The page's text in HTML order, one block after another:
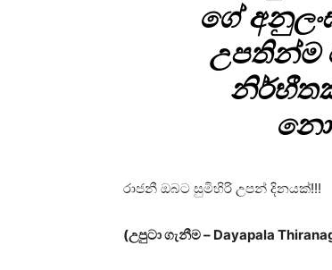
ගේ
උපතින්ම
රාජනී ඔබට සුමිහිරි උපන් දිනයක්!!!
(උපුටා ගැනීම – Dayapala